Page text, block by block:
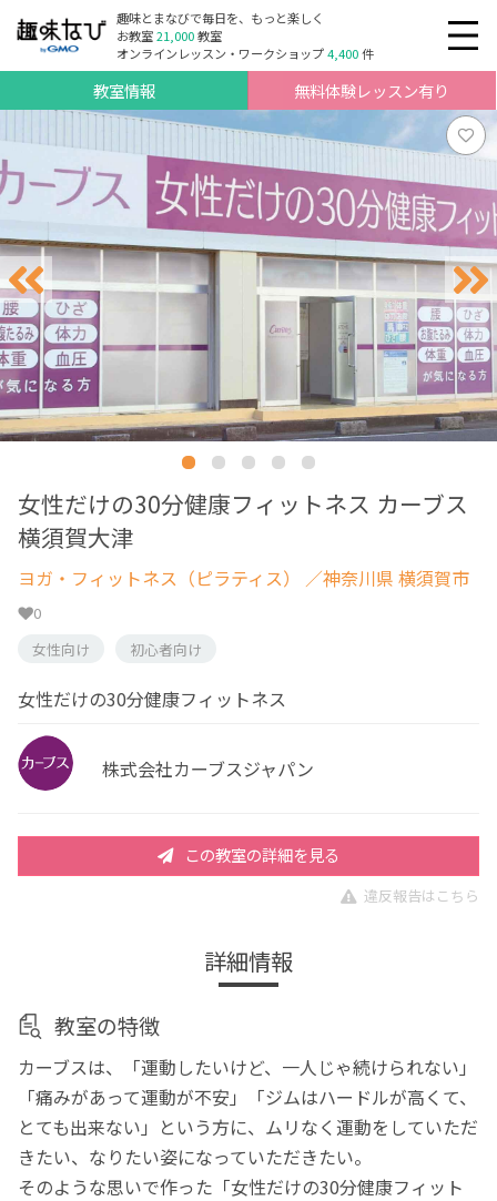
趣味とまなびで毎日を、もっと楽しく
お教室21,000教室
オンラインレッスン・ワークショップ4,400件
教室情報 無料体験レッスン有り
女性だけの30分健康フィットネス カーブス
横須賀大津
ヨガ・フィットネス（ピラティス） ／神奈川県 横須賀市
0
女性向け
初心者向け
女性だけの30分健康フィットネス
株式会社カーブスジャパン
この教室の詳細を見る
違反報告はこちら
詳細情報
教室の特徴
カーブスは、「運動したいけど、一人じゃ続けられない」
「痛みがあって運動が不安」「ジムはハードルが高くて、
とても出来ない」という方に、ムリなく運動をしていただ
きたい、なりたい姿になっていただきたい。
そのような思いで作った「女性だけの30分健康フィット